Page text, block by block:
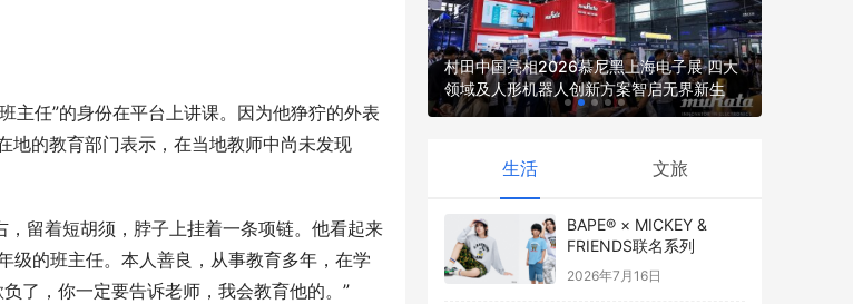
主任”的身份在平台上讲课。因为他狰狞的外表
地的教育部门表示，在当地教师中尚未发现
留着短胡须，脖子上挂着一条项链。他看起来
级的班主任。本人善良，从事教育多年，在学
了，你一定要告诉老师，我会教育他的。”
瘤理念
村田中国亮相2026慕尼黑上海电子展 四大
领域及人形机器人创新方案智启无界新生
生活 文旅
BAPE® × MICKEY &
FRIENDS联名系列
2026年7月16日